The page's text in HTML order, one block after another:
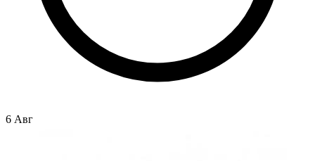
6 Авг